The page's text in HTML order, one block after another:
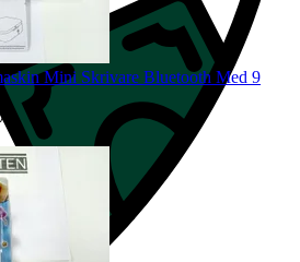
Mini Skrivare Bluetooth Med 9